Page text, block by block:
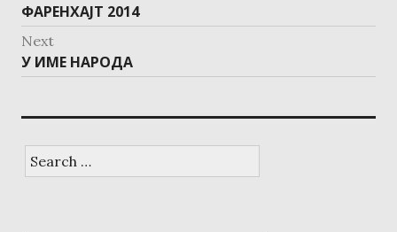
Previous
post:
ФАРЕНХАЈТ 2014
Next
Next
post:
У ИМЕ НАРОДА
for: